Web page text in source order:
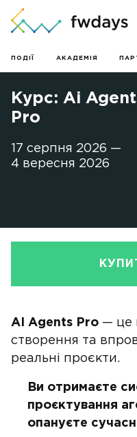
ПОДІЇ АКАДЕМІЯ
Курс: Ai
Pro
17 серпня 2026 —
4 вересня 2026
AI Agents Pro — це
створення та
реальні проєкти.
Ви отримаєте
проєктування
опануєте